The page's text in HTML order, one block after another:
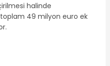
halinde
toplam 49 milyon euro ek